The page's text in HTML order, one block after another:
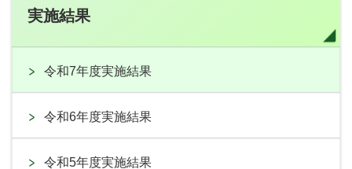
実施結果
令和7年度実施結果
令和6年度実施結果
令和5年度実施結果